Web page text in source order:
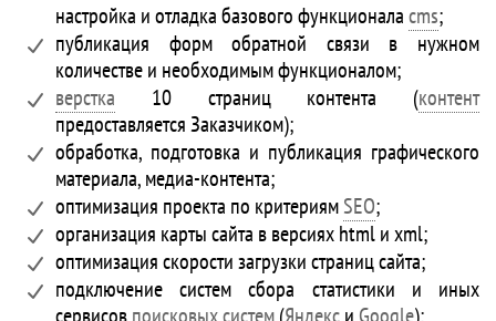
настройка и отладка базового функционалаcms;
публикация форм обратной связи в нужном
количестве и необходимым функционалом;
верстка 10 страниц контента (контент
предоставляется Заказчиком);
обработка, подготовка и публикация графического
материала, медиа-контента;
оптимизация проекта по критериямSEO;
организация карты сайта в версиях html и xml;
оптимизация скорости загрузки страниц сайта;
подключение систем сбора статистики и иных